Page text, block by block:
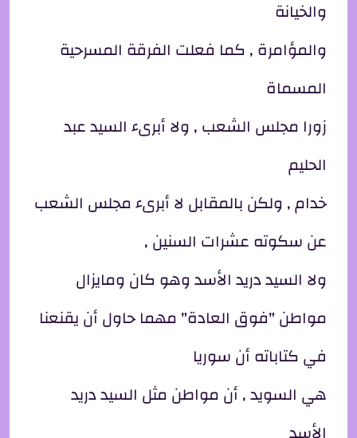
والخيانة
والمؤامرة , كما فعلت الفرقة المسرحية
المسماة
زورا مجلس الشعب , ولا أبرىء السيد عبد
الحليم
خدام , ولكن بالمقابل لا أبرىء مجلس الشعب
عن سكوته عشرات السنين ,
ولا السيد دريد الأسد وهو كان ومايزال
مواطن "فوق العادة" مهما حاول أن يقنعنا
في كتاباته أن سوريا
هي السويد , أن مواطن مثل السيد دريد